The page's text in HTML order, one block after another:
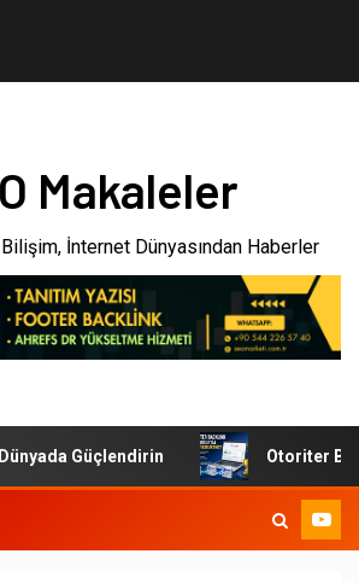
Makaleler
İnternet Dünyasından Haberler
Güçlendirin Otoriter